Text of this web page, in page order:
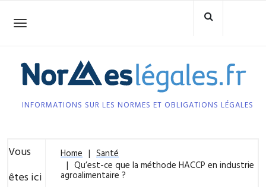
Toggle
INFORMATIONS SUR LES NORMES ET OBLIGATIONS LÉGALES
Vous
êtes ici
Home
Santé
Qu’est-ce que la méthode HACCP en industrie
agroalimentaire ?